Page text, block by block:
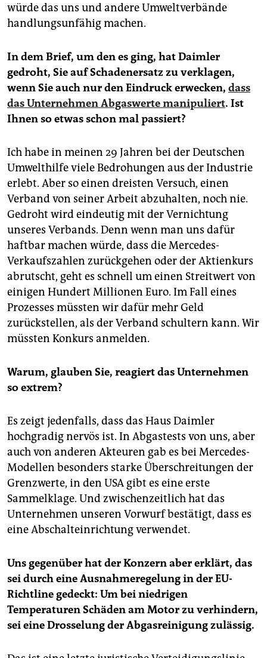
würde das uns und andere Umweltverbände
handlungsunfähig machen.
In dem Brief, um den es ging, hat Daimler
gedroht, Sie auf Schadenersatz zu verklagen,
wenn Sie auch nur den Eindruck erwecken, dass
das Unternehmen Abgaswerte manipuliert. Ist
Ihnen so etwas schon mal passiert?
Ich habe in meinen 29 Jahren bei der Deutschen
Umwelthilfe viele Bedrohungen aus der Industrie
erlebt. Aber so einen dreisten Versuch, einen
Verband von seiner Arbeit abzuhalten, noch nie.
Gedroht wird eindeutig mit der Vernichtung
unseres Verbands. Denn wenn man uns dafür
haftbar machen würde, dass die Mercedes-
Verkaufszahlen zurückgehen oder der Aktienkurs
abrutscht, geht es schnell um einen Streitwert von
einigen Hundert Millionen Euro. Im Fall eines
Prozesses müssten wir dafür mehr Geld
zurückstellen, als der Verband schultern kann. Wir
müssten Konkurs anmelden.
Warum, glauben Sie, reagiert das Unternehmen
so extrem?
Es zeigt jedenfalls, dass das Haus Daimler
hochgradig nervös ist. In Abgastests von uns, aber
auch von anderen Akteuren gab es bei Mercedes-
Modellen besonders starke Überschreitungen der
Grenzwerte, in den USA gibt es eine erste
Sammelklage. Und zwischenzeitlich hat das
Unternehmen unseren Vorwurf bestätigt, dass es
eine Abschalteinrichtung verwendet.
Uns gegenüber hat der Konzern aber erklärt, das
sei durch eine Ausnahmeregelung in der EU-
Richtline gedeckt: Um bei niedrigen
Temperaturen Schäden am Motor zu verhindern,
sei eine Drosselung der Abgasreinigung zulässig.